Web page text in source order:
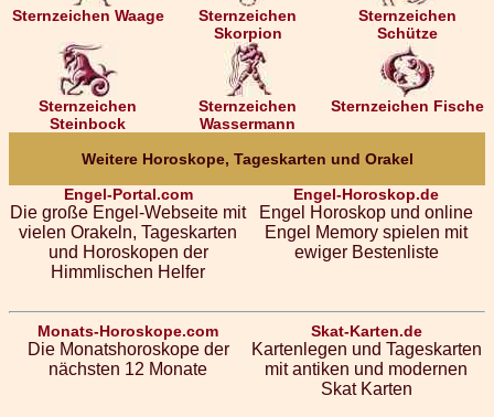
Sternzeichen Waage
Sternzeichen
Skorpion
Sternzeichen
Schütze
Sternzeichen
Steinbock
Sternzeichen
Wassermann
Sternzeichen Fische
Weitere Horoskope, Tageskarten und Orakel
Engel-Portal.com
Die große Engel-Webseite mit
vielen Orakeln, Tageskarten
und Horoskopen der
Himmlischen Helfer
Engel-Horoskop.de
Engel Horoskop und online
Engel Memory spielen mit
ewiger Bestenliste
Monats-Horoskope.com
Die Monatshoroskope der
nächsten 12 Monate
Skat-Karten.de
Kartenlegen und Tageskarten
mit antiken und modernen
Skat Karten